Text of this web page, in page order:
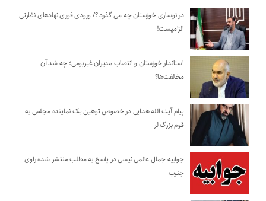
در نوسازی خوزستان چه می گذرد ؟/ ورودی فوری نهادهای نظارتی
الزامیست!
استاندار خوزستان و انتصاب مدیران غیربومی؛ چه شد آن
مخالفت‌ها؟
پیام آیت الله هدایی در خصوص توهین یک نماینده مجلس به
قوم بزرگ لر
جوابیه جمال عالمی نیسی در پاسخ به مطلب منتشر شده راوی
جنوب